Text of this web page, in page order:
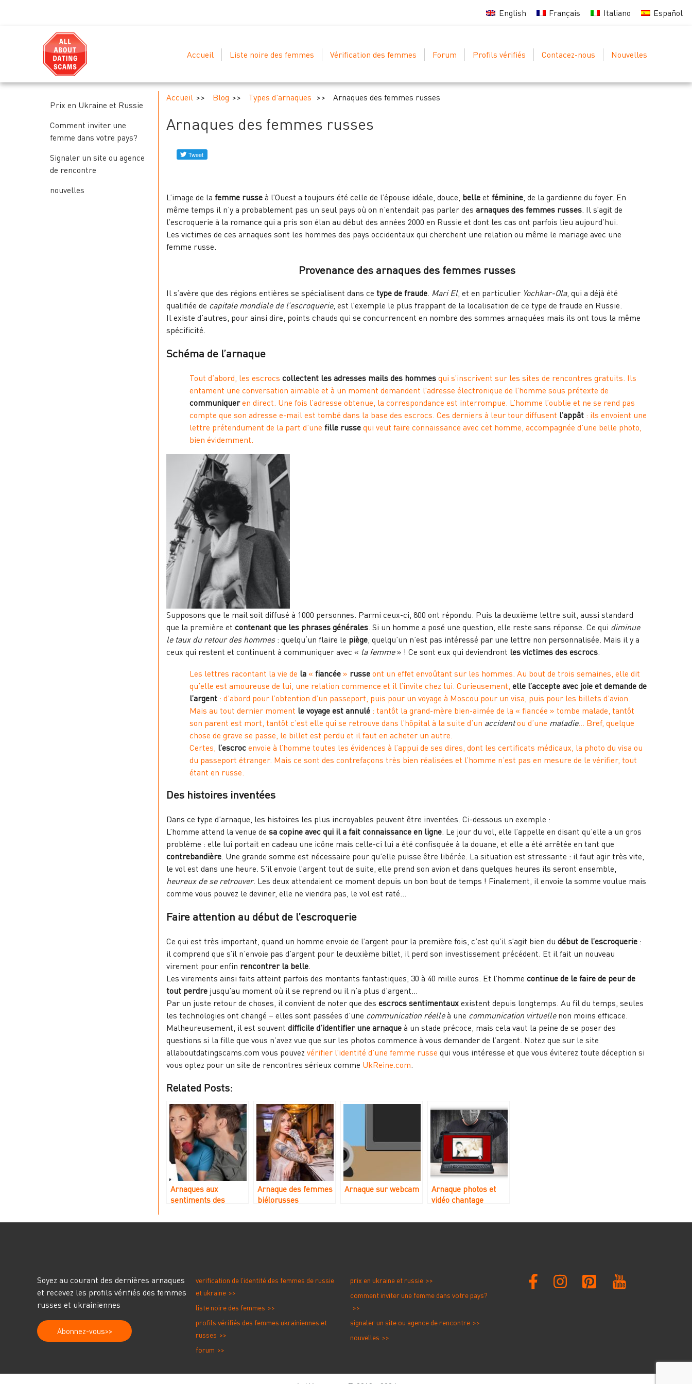
English Français Italiano Español
Accueil Liste noire des femmes Vérification des femmes Forum Profils vérifiés Contacez-nous Nouvelles
Prix en Ukraine et Russie
Comment inviter une
femme dans votre pays?
Signaler un site ou agence
de rencontre
nouvelles
Accueil Blog Types d’arnaques Arnaques des femmes russes
Arnaques des femmes russes
L’image de la femme russe à l’Ouest a toujours été celle de l’épouse idéale, douce, belle et féminine, de la gardienne du foyer. En
même temps il n’y a probablement pas un seul pays où on n’entendait pas parler des arnaques des femmes russes. Il s’agit de
l’escroquerie à la romance qui a pris son élan au début des années 2000 en Russie et dont les cas ont parfois lieu aujourd’hui.
Les victimes de ces arnaques sont les hommes des pays occidentaux qui cherchent une relation ou même le mariage avec une
femme russe.
Provenance des arnaques des femmes russes
Il s’avère que des régions entières se spécialisent dans ce type de fraude. Mari El, et en particulier Yochkar-Ola, qui a déjà été
qualifiée de capitale mondiale de l’escroquerie, est l’exemple le plus frappant de la localisation de ce type de fraude en Russie.
Il existe d’autres, pour ainsi dire, points chauds qui se concurrencent en nombre des sommes arnaquées mais ils ont tous la même
spécificité.
Schéma de l’arnaque
Tout d’abord, les escrocs collectent les adresses mails des hommes qui s’inscrivent sur les sites de rencontres gratuits. Ils
entament une conversation aimable et à un moment demandent l’adresse électronique de l’homme sous prétexte de
communiqueren direct. Une fois l’adresse obtenue, la correspondance est interrompue. L’homme l’oublie et ne se rend pas
compte que son adresse e-mail est tombé dans la base des escrocs. Ces derniers à leur tour diffusent l’appât : ils envoient une
lettre prétendument de la part d’une fille russe qui veut faire connaissance avec cet homme, accompagnée d’une belle photo,
bien évidemment.
Supposons que le mail soit diffusé à 1000 personnes. Parmi ceux-ci, 800 ont répondu. Puis la deuxième lettre suit, aussi standard
que la première et contenant que les phrases générales. Si un homme a posé une question, elle reste sans réponse. Ce qui diminue
le taux du retour des hommes: quelqu‘un flaire le piège, quelqu’un n’est pas intéressé par une lettre non personnalisée. Mais il y a
ceux qui restent et continuent à communiquer avec « la femme» ! Ce sont eux qui deviendront les victimes des escrocs.
Les lettres racontant la vie de la « fiancée » russe ont un effet envoûtant sur les hommes. Au bout de trois semaines, elle dit
qu’elle est amoureuse de lui, une relation commence et il l’invite chez lui. Curieusement, elle l’accepte avec joie et demande de
l’argent : d’abord pour l’obtention d’un passeport, puis pour un voyage à Moscou pour un visa, puis pour les billets d’avion.
Mais au tout dernier moment le voyage est annulé : tantôt la grand-mère bien-aimée de la « fiancée » tombe malade, tantôt
son parent est mort, tantôt c’est elle qui se retrouve dans l’hôpital à la suite d’un accidentou d’une maladie… Bref, quelque
chose de grave se passe, le billet est perdu et il faut en acheter un autre.
Certes, l’escroc envoie à l’homme toutes les évidences à l’appui de ses dires, dont les certificats médicaux, la photo du visa ou
du passeport étranger. Mais ce sont des contrefaçons très bien réalisées et l’homme n’est pas en mesure de le vérifier, tout
étant en russe.
Des histoires inventées
Dans ce type d’arnaque, les histoires les plus incroyables peuvent être inventées. Ci-dessous un exemple :
L’homme attend la venue de sa copine avec qui il a fait connaissance en ligne. Le jour du vol, elle l’appelle en disant qu’elle a un gros
problème : elle lui portait en cadeau une icône mais celle-ci lui a été confisquée à la douane, et elle a été arrêtée en tant que
contrebandière. Une grande somme est nécessaire pour qu’elle puisse être libérée. La situation est stressante : il faut agir très vite,
le vol est dans une heure. S’il envoie l’argent tout de suite, elle prend son avion et dans quelques heures ils seront ensemble,
heureux de se retrouver. Les deux attendaient ce moment depuis un bon bout de temps ! Finalement, il envoie la somme voulue mais
comme vous pouvez le deviner, elle ne viendra pas, le vol est raté…
Faire attention au début de l’escroquerie
Ce qui est très important, quand un homme envoie de l’argent pour la première fois, c’est qu’il s’agit bien du début de l’escroquerie :
il comprend que s’il n’envoie pas d’argent pour le deuxième billet, il perd son investissement précédent. Et il fait un nouveau
virement pour enfin rencontrer la belle.
Les virements ainsi faits atteint parfois des montants fantastiques, 30 à 40 mille euros. Et l’homme continue de le faire de peur de
tout perdre jusqu’au moment où il se reprend ou il n’a plus d’argent…
Par un juste retour de choses, il convient de noter que des escrocs sentimentaux existent depuis longtemps. Au fil du temps, seules
les technologies ont changé – elles sont passées d’une communication réelleà une communication virtuellenon moins efficace.
Malheureusement, il est souvent difficile d’identifier une arnaque à un stade précoce, mais cela vaut la peine de se poser des
questions si la fille que vous n’avez vue que sur les photos commence à vous demander de l’argent. Notez que sur le site
allaboutdatingscams.com vous pouvez vérifier l’identité d’une femme russe qui vous intéresse et que vous éviterez toute déception si
vous optez pour un site de rencontres sérieux comme UkReine.com.
Related Posts:
Arnaques aux
sentiments des
France
Arnaque des femmes
biélorusses
Arnaque sur webcam
Arnaque photos et
vidéo chantage
Soyez au courant des dernières arnaques
et recevez les profils vérifiés des femmes
russes et ukrainiennes
Abonnez-vous
verification de l’identité des femmes de russie
et ukraine
liste noire des femmes
profils vérifiés des femmes ukrainiennes et
russes
forum
prix en ukraine et russie
comment inviter une femme dans votre pays?
signaler un site ou agence de rencontre
nouvelles